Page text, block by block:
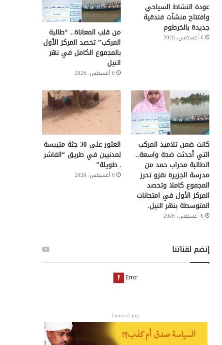
عودة النشاط السياحي
وافتتاح منشٱت فندقية
جديدة بالخرطوم
6 أغسطس، 2026 من قلب المعاناة.. “طالبة
المركب” تحصد المركز الأول
بالمجموع الكامل في نهر
النيل
6 أغسطس، 2026
كانت ضمن تلاميذ المركب
التي أحدثت ضجة واسعة..
الطالبة محراب حمد من
مدرسة الجزيرة نقزو تحرز
المجموع كاملا وتحصد
المركز الأول في امتحانات
المتوسطة بنهر النيل.
6 أغسطس، 2026
العثور على 30 جثة متيبسة
لمدنيين في طريق “الفاشر
ـ طويلة”
6 أغسطس، 2026
إنضم لقناتنا
banner2.jpg